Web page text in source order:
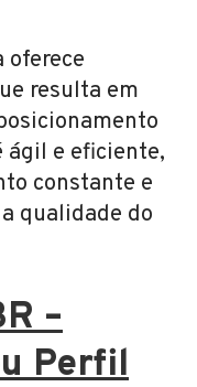
oferece
resulta em
ágil e eficiente,
constante e
qualidade do
–
Perfil